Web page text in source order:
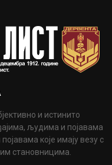
и истинито
људима и појавама
које имају везу с
становницима.